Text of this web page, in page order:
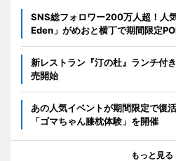
SNS総フォロワー200万人超！人
Eden」がめおと横丁で期間限定
新レストラン『汀の杜』ランチ付
売開始
あの人気イベントが期間限定で復
「ゴマちゃん膝枕体験」を開催
もっと見る